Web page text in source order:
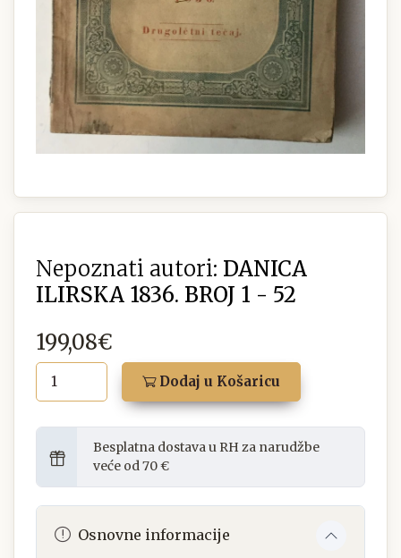
Nepoznati autori: DANICA
ILIRSKA 1836. BROJ 1 - 52
199,08€
Dodaj u Košaricu
Besplatna dostava u RH za narudžbe
veće od 70 €
Osnovne informacije